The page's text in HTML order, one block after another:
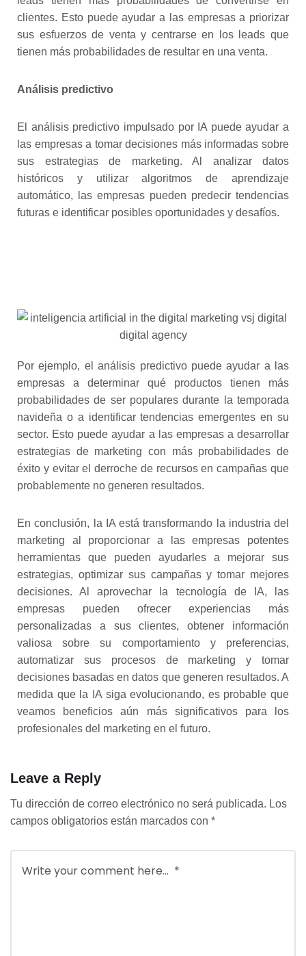
clientes. Esto puede ayudar a las empresas a priorizar
sus esfuerzos de venta y centrarse en los leads que
tienen más probabilidades de resultar en una venta.
Análisis predictivo
El análisis predictivo impulsado por IA puede ayudar a
las empresas a tomar decisiones más informadas sobre
sus estrategias de marketing. Al analizar datos
históricos y utilizar algoritmos de aprendizaje
automático, las empresas pueden predecir tendencias
futuras e identificar posibles oportunidades y desafíos.
Por ejemplo, el análisis predictivo puede ayudar a las
empresas a determinar qué productos tienen más
probabilidades de ser populares durante la temporada
navideña o a identificar tendencias emergentes en su
sector. Esto puede ayudar a las empresas a desarrollar
estrategias de marketing con más probabilidades de
éxito y evitar el derroche de recursos en campañas que
probablemente no generen resultados.
En conclusión, la IA está transformando la industria del
marketing al proporcionar a las empresas potentes
herramientas que pueden ayudarles a mejorar sus
estrategias, optimizar sus campañas y tomar mejores
decisiones. Al aprovechar la tecnología de IA, las
empresas pueden ofrecer experiencias más
personalizadas a sus clientes, obtener información
valiosa sobre su comportamiento y preferencias,
automatizar sus procesos de marketing y tomar
decisiones basadas en datos que generen resultados. A
medida que la IA siga evolucionando, es probable que
veamos beneficios aún más significativos para los
profesionales del marketing en el futuro.
Leave a Reply
Tu dirección de correo electrónico no será publicada. Los
campos obligatorios están marcados con *